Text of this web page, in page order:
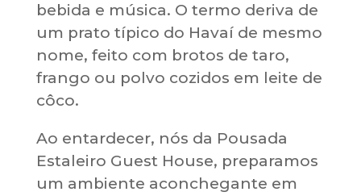
bebida e música. O termo deriva de
um prato típico do Havaí de mesmo
nome, feito com brotos de taro,
frango ou polvo cozidos em leite de
côco.
Ao entardecer, nós da Pousada
Estaleiro Guest House, preparamos
um ambiente aconchegante em